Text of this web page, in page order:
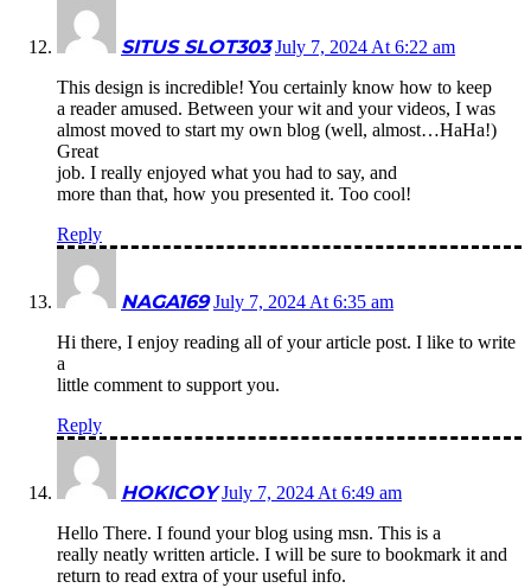
SITUS SLOT303 July 7, 2024 At 6:22 am
This design is incredible! You certainly know how to keep
a reader amused. Between your wit and your videos, I was
almost moved to start my own blog (well, almost…HaHa!)
Great
job. I really enjoyed what you had to say, and
more than that, how you presented it. Too cool!
Reply
NAGA169 July 7, 2024 At 6:35 am
Hi there, I enjoy reading all of your article post. I like to write
a
little comment to support you.
Reply
HOKICOY July 7, 2024 At 6:49 am
Hello There. I found your blog using msn. This is a
really neatly written article. I will be sure to bookmark it and
return to read extra of your useful info.